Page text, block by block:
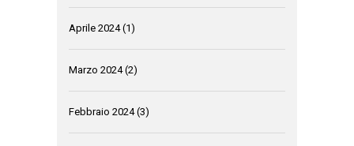
Aprile 2024(1)
Marzo 2024(2)
Febbraio 2024(3)